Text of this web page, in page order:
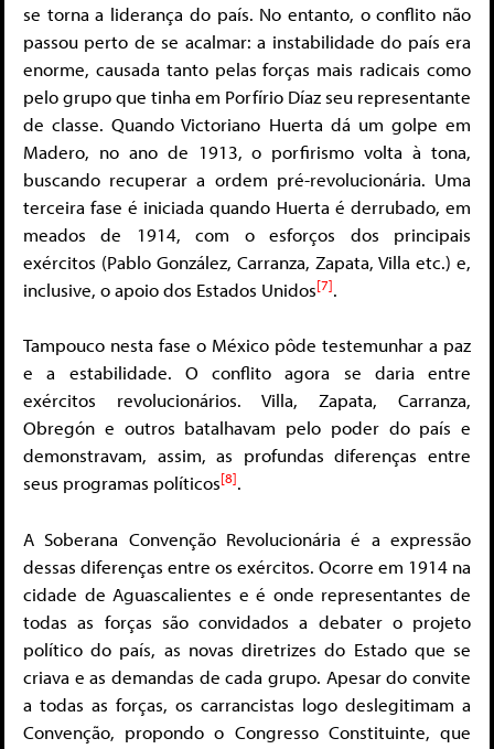
se torna a liderança do país. No entanto, o conflito não
passou perto de se acalmar: a instabilidade do país era
enorme, causada tanto pelas forças mais radicais como
pelo grupo que tinha em Porfírio Díaz seu representante
de classe. Quando Victoriano Huerta dá um golpe em
Madero, no ano de 1913, o porfirismo volta à tona,
buscando recuperar a ordem pré-revolucionária. Uma
terceira fase é iniciada quando Huerta é derrubado, em
meados de 1914, com o esforços dos principais
exércitos (Pablo González, Carranza, Zapata, Villa etc.) e,
inclusive, o apoio dos Estados Unidos[7].
Tampouco nesta fase o México pôde testemunhar a paz
e a estabilidade. O conflito agora se daria entre
exércitos revolucionários. Villa, Zapata, Carranza,
Obregón e outros batalhavam pelo poder do país e
demonstravam, assim, as profundas diferenças entre
seus programas políticos[8].
A Soberana Convenção Revolucionária é a expressão
dessas diferenças entre os exércitos. Ocorre em 1914 na
cidade de Aguascalientes e é onde representantes de
todas as forças são convidados a debater o projeto
político do país, as novas diretrizes do Estado que se
criava e as demandas de cada grupo. Apesar do convite
a todas as forças, os carrancistas logo deslegitimam a
Convenção, propondo o Congresso Constituinte, que